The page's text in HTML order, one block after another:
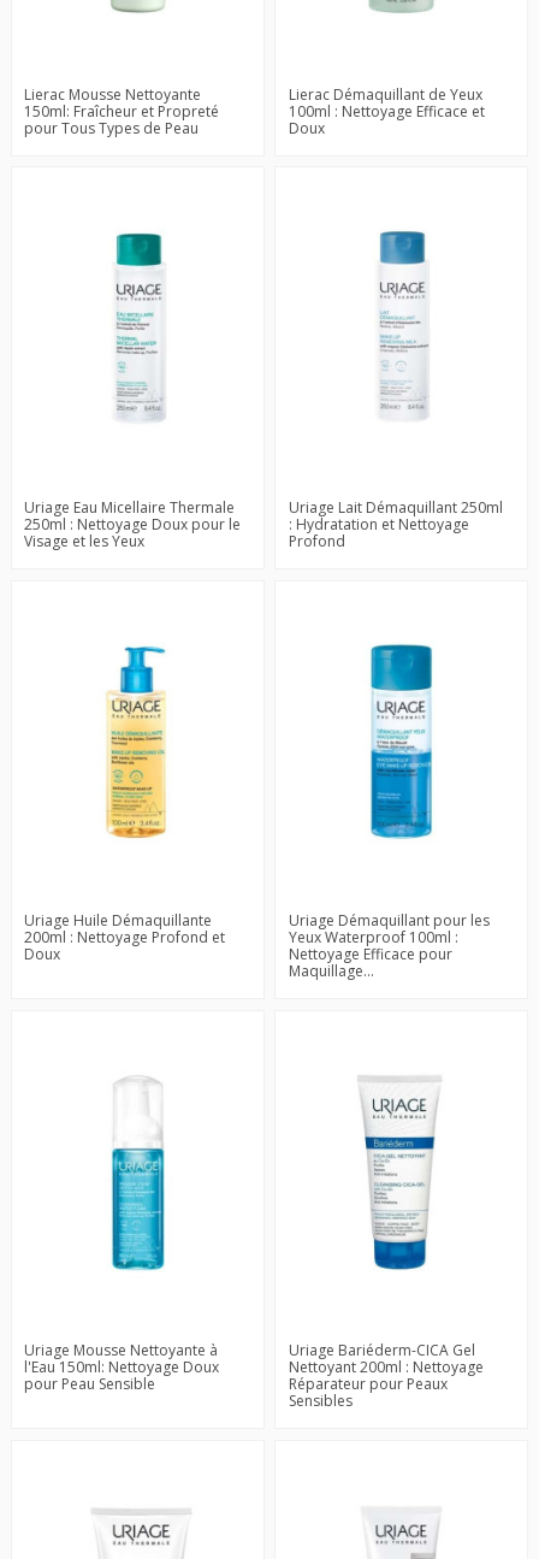
Lierac Mousse Nettoyante
150ml: Fraîcheur et Propreté
pour Tous Types de Peau
Lierac Démaquillant de Yeux
100ml : Nettoyage Efficace et
Doux
Uriage Eau Micellaire Thermale
250ml : Nettoyage Doux pour le
Visage et les Yeux
Uriage Lait Démaquillant 250ml
: Hydratation et Nettoyage
Profond
Uriage Huile Démaquillante
200ml : Nettoyage Profond et
Doux
Uriage Démaquillant pour les
Yeux Waterproof 100ml :
Nettoyage Efficace pour
Maquillage...
Uriage Mousse Nettoyante à
l'Eau 150ml: Nettoyage Doux
pour Peau Sensible
Uriage Bariéderm-CICA Gel
Nettoyant 200ml : Nettoyage
Réparateur pour Peaux
Sensibles